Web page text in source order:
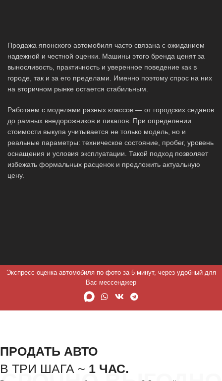
Продажа японского автомобиля часто связана с ожиданием
надежной и честной оценки. Машины этого бренда ценят за
выносливость, практичность и уверенное поведение как в
городе, так и за его пределами. Именно поэтому спрос на них
на вторичном рынке остается стабильным.
Работаем с моделями разных классов — от городских седанов
до рамных внедорожников и пикапов. При определении
стоимости выкупа учитывается не только модель, но и
реальные параметры: техническое состояние, пробег, уровень
оснащения и условия эксплуатации. Такой подход позволяет
избежать формальных расценок и предложить актуальную
цену.
Экспресс оценка автомобиля по фото за 5 минут, через удобный для
Вас мессенджер
ПРОДАТЬ АВТО
В ТРИ ШАГА ~ 1 ЧАС.